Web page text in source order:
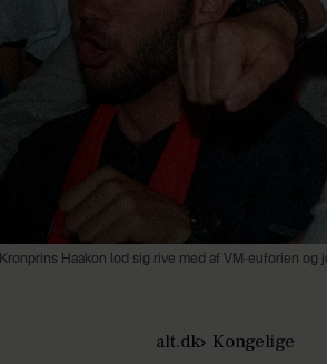
Kronprins Haakon lod sig rive med af VM-euforien
alt.dk Kongelige